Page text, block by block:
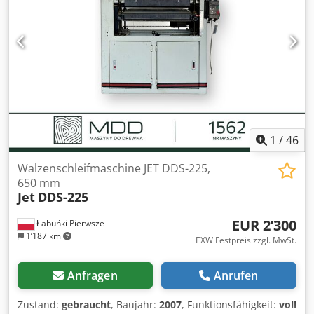
Rechts horizontal 7. Links vertikal 8. Links horizontal
Technische Daten: • Hersteller: OMEF • Modell: LEVIG. 1NT-
1NLLsx + 1NT-1NLLdx • Baujahr: 2001 • Gesamtleistung:
16,74 kW • Betriebsdruck: 5 - 6 bar • Gewicht: ca. 2000 kg
Werkstückabmessungen (min. / max.): • Dicke: 10 / 70 mm •
Breite: 20 / 90 mm • Länge: 400 / 2900 mm Csdpfxjzmgbxe
Afpoha Maschinenabmessungen: • Länge: ca. 7,0 - 8,0 m •
1 /46
Łabuńki Pierwsze
1’187 km
Walzenschleifmaschine JET DDS-225,
650 mm
Jet DDS-225
EUR 2’300
EXW Festpreis zzgl. MwSt.
Anfragen Anrufen
Zustand: gebraucht, Baujahr: 2007, Funktionsfähigkeit: voll